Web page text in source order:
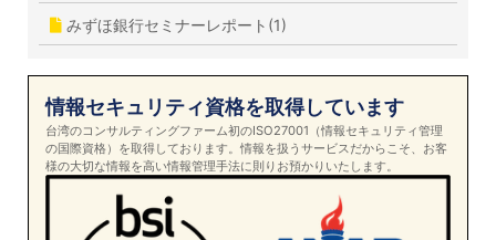
みずほ銀行セミナーレポート(1)
情報セキュリティ資格を取得しています
台湾のコンサルティングファーム初のISO27001（情報セキュリティ管理
の国際資格）を取得しております。情報を扱うサービスだからこそ、お客
様の大切な情報を高い情報管理手法に則りお預かりいたします。